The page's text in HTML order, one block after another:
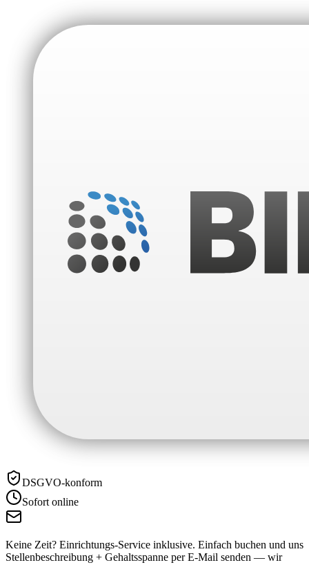
DSGVO-konform
Sofort online
Keine Zeit? Einrichtungs-Service inklusive. Einfach buchen und uns
Stellenbeschreibung + Gehaltsspanne per E-Mail senden — wir